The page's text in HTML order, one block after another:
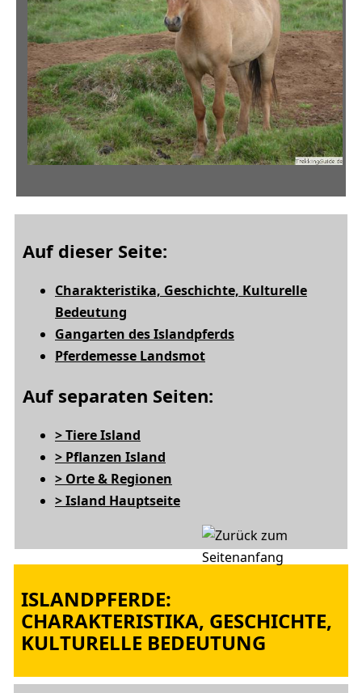
Auf dieser Seite:
Charakteristika, Geschichte, Kulturelle
Bedeutung
Gangarten des Islandpferds
Pferdemesse Landsmot
Auf separaten Seiten:
> Tiere Island
> Pflanzen Island
> Orte & Regionen
> Island Hauptseite
ISLANDPFERDE:
CHARAKTERISTIKA, GESCHICHTE,
KULTURELLE BEDEUTUNG